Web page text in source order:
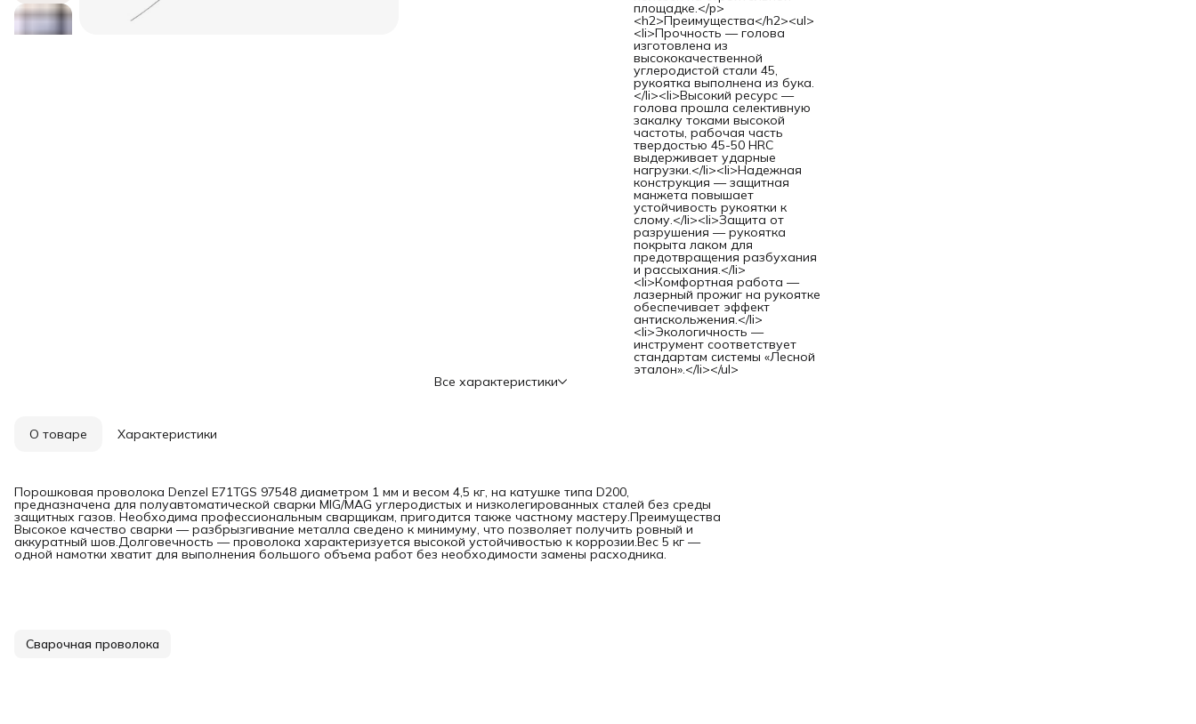
площадке.</p>
<h2>Преимущества</h2><ul>
<li>Прочность — голова
изготовлена из
высококачественной
углеродистой стали 45,
рукоятка выполнена из бука.
</li><li>Высокий ресурс —
голова прошла селективную
закалку токами высокой
частоты, рабочая часть
твердостью 45-50 HRC
выдерживает ударные
нагрузки.</li><li>Надежная
конструкция — защитная
манжета повышает
устойчивость рукоятки к
слому.</li><li>Защита от
разрушения — рукоятка
покрыта лаком для
предотвращения разбухания
и рассыхания.</li>
<li>Комфортная работа —
лазерный прожиг на рукоятке
обеспечивает эффект
антискольжения.</li>
<li>Экологичность —
инструмент соответствует
стандартам системы «Лесной
эталон».</li></ul>
Все характеристики
О товаре Характеристики
Порошковая проволока Denzel E71TGS 97548 диаметром 1 мм и весом 4,5 кг, на катушке типа D200,
предназначена для полуавтоматической сварки MIG/MAG углеродистых и низколегированных сталей без среды
защитных газов. Необходима профессиональным сварщикам, пригодится также частному мастеру.Преимущества
Высокое качество сварки — разбрызгивание металла сведено к минимуму, что позволяет получить ровный и
аккуратный шов.Долговечность — проволока характеризуется высокой устойчивостью к коррозии.Вес 5 кг —
одной намотки хватит для выполнения большого объема работ без необходимости замены расходника.
Сварочная проволока